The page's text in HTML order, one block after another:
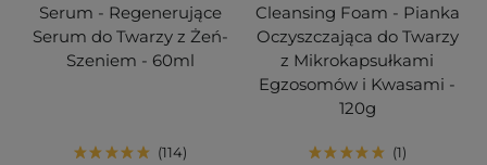
Serum - Regenerujące
Serum do Twarzy z Żeń-
Szeniem - 60ml
114
Cleansing Foam - Pianka
Oczyszczająca do Twarzy
z Mikrokapsułkami
Egzosomów i Kwasami -
120g
1